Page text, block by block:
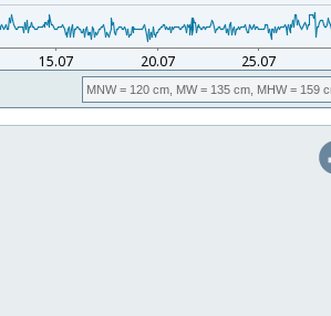
MNW= 120 cm, MW= 135 cm, MHW= 159